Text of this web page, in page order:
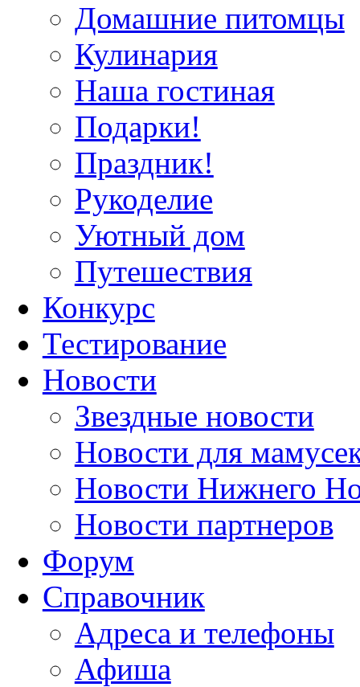
Домашние питомцы
Кулинария
Наша гостиная
Подарки!
Праздник!
Рукоделие
Уютный дом
Путешествия
Конкурс
Тестирование
Новости
Звездные новости
Новости для
Новости Нижнего
Новости партнеров
Форум
Справочник
Адреса и телефоны
Афиша